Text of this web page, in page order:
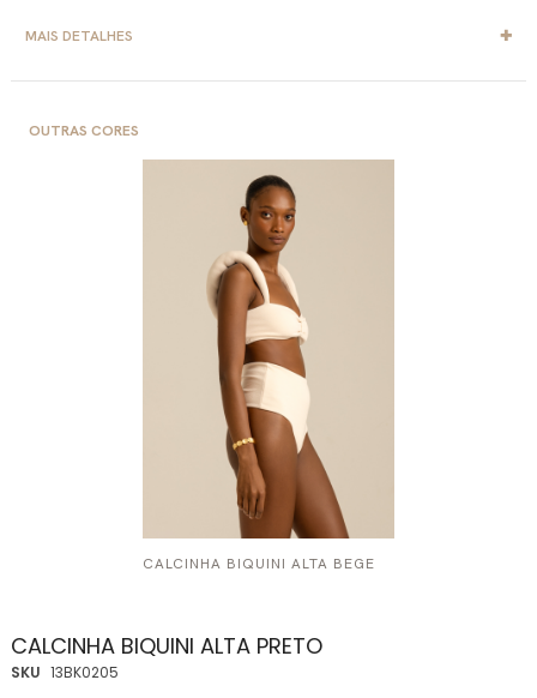
MAIS DETALHES
OUTRAS CORES
CALCINHA BIQUINI ALTA BEGE
CALCINHA BIQUINI ALTA PRETO
SKU 13BK0205